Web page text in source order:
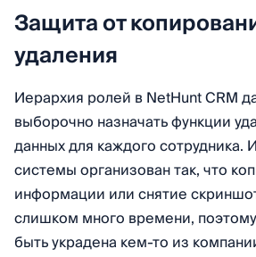
Защита от
удаления
Иерархия ролей в NetHunt CRM
выборочно назначать функции
данных для каждого сотрудника.
системы организован так, что
информации или снятие
слишком много времени,
быть украдена кем-то из